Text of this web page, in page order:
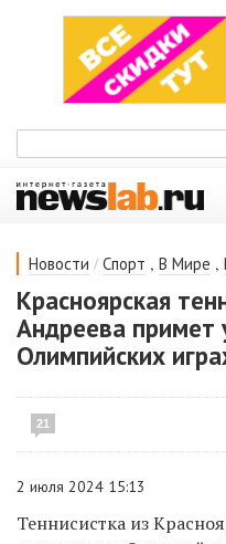
Новости / Спорт , В Мире ,
Красноярская
Андреева примет
Олимпийских
21
2 июля 2024 15:13
Теннисистка из